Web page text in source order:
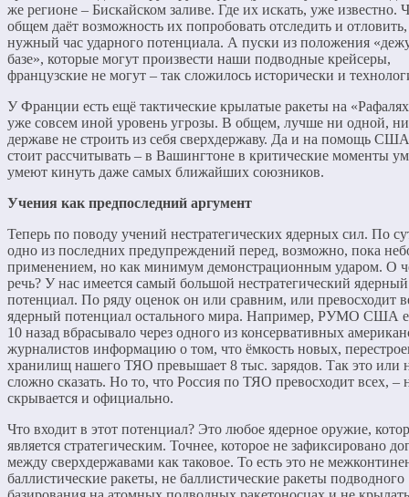
же регионе – Бискайском заливе. Где их искать, уже известно.
общем даёт возможность их попробовать отследить и
нужный час ударного потенциала. А пуски из положения
базе», которые могут произвести наши подводные крейсеры,
французские не могут – так сложилось исторически и
У Франции есть ещё тактические крылатые ракеты на
уже совсем иной уровень угрозы. В общем, лучше ни одной,
державе не строить из себя сверхдержаву. Да и на помощь
стоит рассчитывать – в Вашингтоне в критические моменты
умеют кинуть даже самых ближайших союзников.
Учения как предпоследний аргумент
Теперь по поводу учений нестратегических ядерных сил. По
одно из последних предупреждений перед, возможно, пока
применением, но как минимум демонстрационным ударом. О
речь? У нас имеется самый большой нестратегический ядерный
потенциал. По ряду оценок он или сравним, или превосходит
ядерный потенциал остального мира. Например, РУМО США
10 назад вбрасывало через одного из консервативных
журналистов информацию о том, что ёмкость новых,
хранилищ нашего ТЯО превышает 8 тыс. зарядов. Так это или
сложно сказать. Но то, что Россия по ТЯО превосходит всех, –
скрывается и официально.
Что входит в этот потенциал? Это любое ядерное оружие,
является стратегическим. Точнее, которое не зафиксировано
между сверхдержавами как таковое. То есть это не
баллистические ракеты, не баллистические ракеты подводного